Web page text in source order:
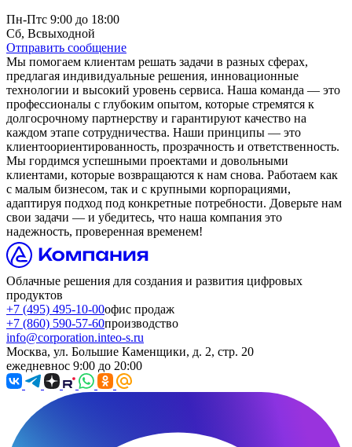
Пн-Птс 9:00 до 18:00
Сб, Всвыходной
Отправить сообщение
Мы помогаем клиентам решать задачи в разных сферах,
предлагая индивидуальные решения, инновационные
технологии и высокий уровень сервиса. Наша команда — это
профессионалы с глубоким опытом, которые стремятся к
долгосрочному партнерству и гарантируют качество на
каждом этапе сотрудничества. Наши принципы — это
клиентоориентированность, прозрачность и ответственность.
Мы гордимся успешными проектами и довольными
клиентами, которые возвращаются к нам снова. Работаем как
с малым бизнесом, так и с крупными корпорациями,
адаптируя подход под конкретные потребности. Доверьте нам
свои задачи — и убедитесь, что наша компания это
надежность, проверенная временем!
Облачные решения для создания и развития цифровых
продуктов
+7 (495) 495-10-00офис продаж
+7 (860) 590-57-60производство
info@corporation.inteo-s.ru
Москва, ул. Большие Каменщики, д. 2, стр. 20
ежедневнос 9:00 до 20:00